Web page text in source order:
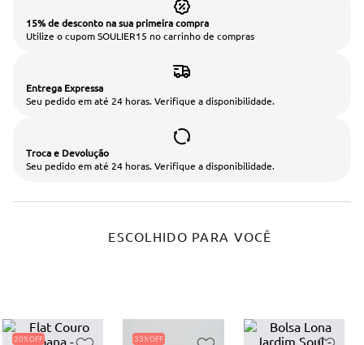
15% de desconto na sua primeira compra
Utilize o cupom SOULIER15 no carrinho de compras
Entrega Expressa
Seu pedido em até 24 horas. Verifique a disponibilidade.
Troca e Devolução
Seu pedido em até 24 horas. Verifique a disponibilidade.
ESCOLHIDO PARA VOCÊ
20% 33%